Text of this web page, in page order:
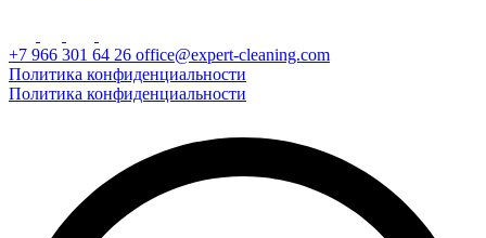
+7 966 301 64 26 office@expert-cleaning.com
Политика конфиденциальности
Политика конфиденциальности